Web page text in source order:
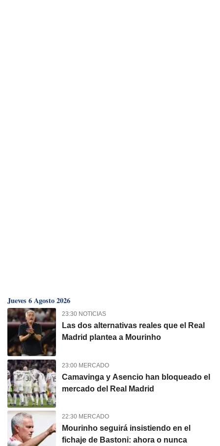
Jueves 6 Agosto 2026
23:30 NOTICIAS
Las dos alternativas reales que el Real
Madrid plantea a Mourinho
23:00 MERCADO
Camavinga y Asencio han bloqueado el
mercado del Real Madrid
22:30 MERCADO
Mourinho seguirá insistiendo en el
fichaje de Bastoni: ahora o nunca